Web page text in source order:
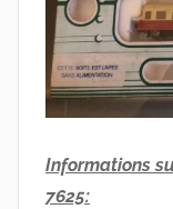
Informations
7625: